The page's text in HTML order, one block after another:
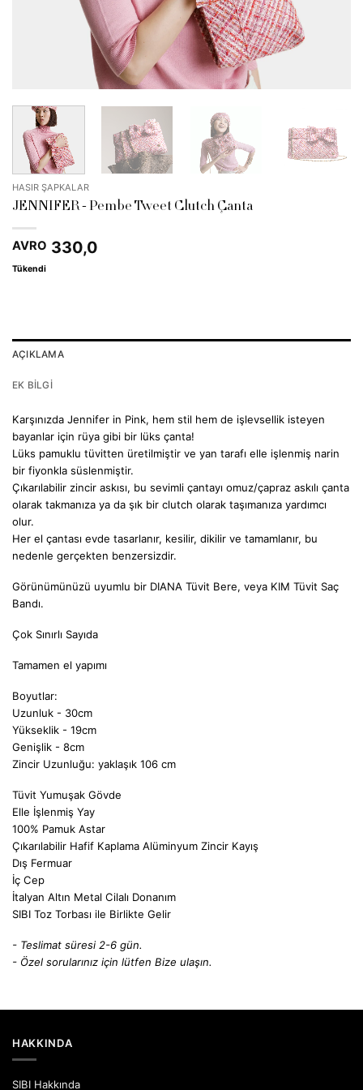
HASIR ŞAPKALAR
JENNIFER - Pembe Tweet Clutch Çanta
AVRO 330,0
Tükendi
AÇIKLAMA
EK BILGI
Karşınızda Jennifer in Pink, hem stil hem de işlevsellik isteyen
bayanlar için rüya gibi bir lüks çanta!
Lüks pamuklu tüvitten üretilmiştir ve yan tarafı elle işlenmiş narin
bir fiyonkla süslenmiştir.
Çıkarılabilir zincir askısı, bu sevimli çantayı omuz/çapraz askılı çanta
olarak takmanıza ya da şık bir clutch olarak taşımanıza yardımcı
olur.
Her el çantası evde tasarlanır, kesilir, dikilir ve tamamlanır, bu
nedenle gerçekten benzersizdir.
Görünümünüzü uyumlu bir DIANA Tüvit Bere, veya KIM Tüvit Saç
Bandı.
Çok Sınırlı Sayıda
Tamamen el yapımı
Boyutlar:
Uzunluk - 30cm
Yükseklik - 19cm
Genişlik - 8cm
Zincir Uzunluğu: yaklaşık 106 cm
Tüvit Yumuşak Gövde
Elle İşlenmiş Yay
100% Pamuk Astar
Çıkarılabilir Hafif Kaplama Alüminyum Zincir Kayış
Dış Fermuar
İç Cep
İtalyan Altın Metal Cilalı Donanım
SIBI Toz Torbası ile Birlikte Gelir
- Teslimat süresi 2-6 gün.
- Özel sorularınız için lütfen Bize ulaşın.
HAKKINDA
SIBI Hakkında